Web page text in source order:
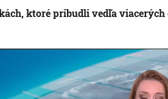
ktoré pribudli vedľa viacerých